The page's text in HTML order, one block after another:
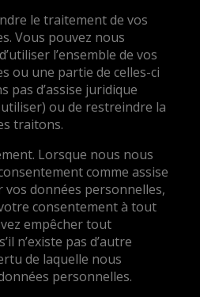
le traitement de vos
Vous pouvez nous
l’ensemble de vos
ou une partie de celles-ci
pas d’assise juridique
ou de restreindre la
traitons.
Lorsque nous nous
comme assise
données personnelles,
consentement à tout
empêcher tout
n’existe pas d’autre
de laquelle nous
personnelles.